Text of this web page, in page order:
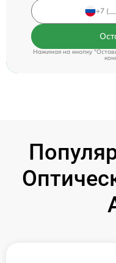
Нажимая на кнопку